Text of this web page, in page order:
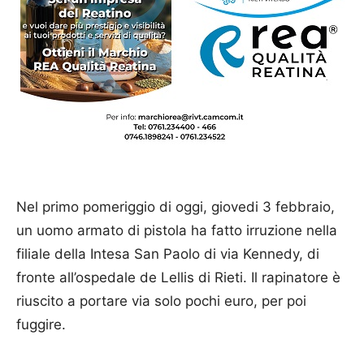
Nel primo pomeriggio di oggi, giovedi 3 febbraio,
un uomo armato di pistola ha fatto irruzione nella
filiale della Intesa San Paolo di via Kennedy, di
fronte all’ospedale de Lellis di Rieti. Il rapinatore è
riuscito a portare via solo pochi euro, per poi
fuggire.